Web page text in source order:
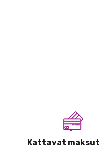
Kattavat